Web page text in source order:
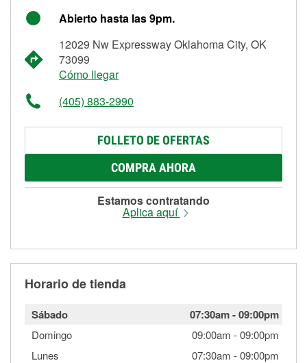
Abierto hasta las 9pm.
12029 Nw Expressway Oklahoma City, OK
73099
Cómo llegar
(405) 883-2990
FOLLETO DE OFERTAS
COMPRA AHORA
Estamos contratando
Aplica aquí
Horario de tienda
Sábado 07:30am-09:00pm
Domingo 09:00am -09:00pm
Lunes
07:30am -09:00pm